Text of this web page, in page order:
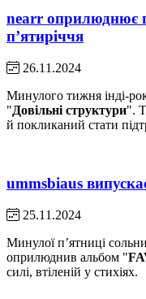
nearr оприлюднює
пʼятиріччя
26.11.2024
Минулого тижня інді-
"Довільні структури".
й покликаний стати
ummsbiaus
25.11.2024
Минулої пʼятниці
оприлюднив альбом "
силі, втіленій у стихіях.